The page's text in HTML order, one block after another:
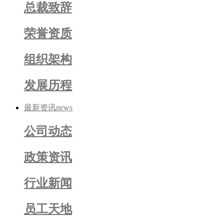
总裁致辞
荣誉资质
组织架构
发展历程
最新资讯news
公司动态
政策资讯
行业新闻
员工天地